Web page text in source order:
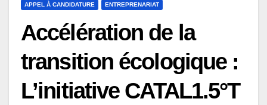
APPEL À CANDIDATURE ENTREPRENARIAT
Accélération de la
transition écologique :
L’initiative CATAL1.5°T